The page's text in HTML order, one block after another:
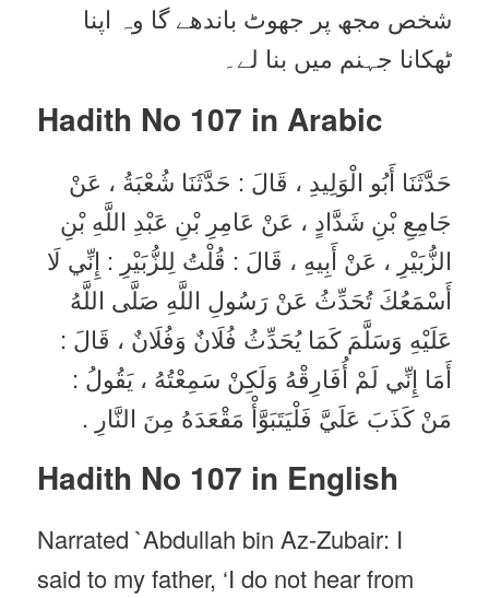
شخص مجھ پر جھوٹ باندھے گا وہ اپنا
ٹھکانا جہنم میں بنا لے۔
Hadith No 107 in Arabic
حَدَّثَنَا أَبُو الْوَلِيدِ ، قَالَ : حَدَّثَنَا شُعْبَةُ ، عَنْ
جَامِعِ بْنِ شَدَّادٍ ، عَنْ عَامِرِ بْنِ عَبْدِ اللَّهِ بْنِ
الزُّبَيْرِ ، عَنْ أَبِيهِ ، قَالَ : قُلْتُ لِلزُّبَيْرِ : إِنِّي لَا
أَسْمَعُكَ تُحَدِّثُ عَنْ رَسُولِ اللَّهِ صَلَّى اللَّهُ
عَلَيْهِ وَسَلَّمَ كَمَا يُحَدِّثُ فُلَانٌ وَفُلَانٌ ، قَالَ :
أَمَا إِنِّي لَمْ أُفَارِقْهُ وَلَكِنْ سَمِعْتُهُ ، يَقُولُ :
مَنْ كَذَبَ عَلَيَّ فَلْيَتَبَوَّأْ مَقْعَدَهُ مِنَ النَّارِ .
Hadith No 107 in English
Narrated `Abdullah bin Az-Zubair: I
said to my father, ‘I do not hear from